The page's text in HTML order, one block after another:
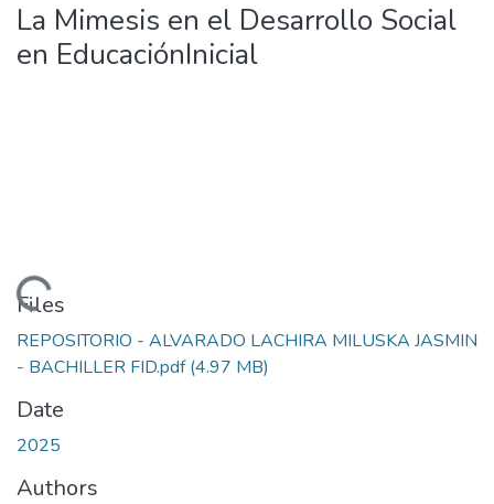
La Mimesis en el Desarrollo Social
en EducaciónInicial
Loading...
Files
REPOSITORIO - ALVARADO LACHIRA MILUSKA JASMIN
- BACHILLER FID.pdf(4.97 MB)
Date
2025
Authors